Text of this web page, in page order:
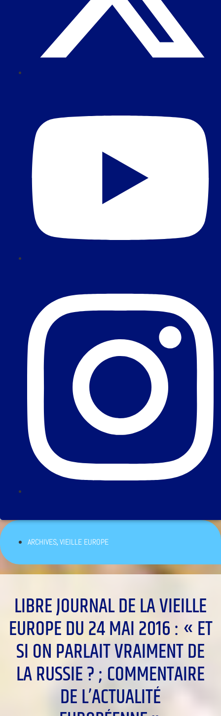
ARCHIVES,VIEILLE EUROPE
LIBRE JOURNAL DE LA VIEILLE
EUROPE DU 24 MAI 2016 : « ET
SI ON PARLAIT VRAIMENT DE
LA RUSSIE ? ; COMMENTAIRE
DE L’ACTUALITÉ